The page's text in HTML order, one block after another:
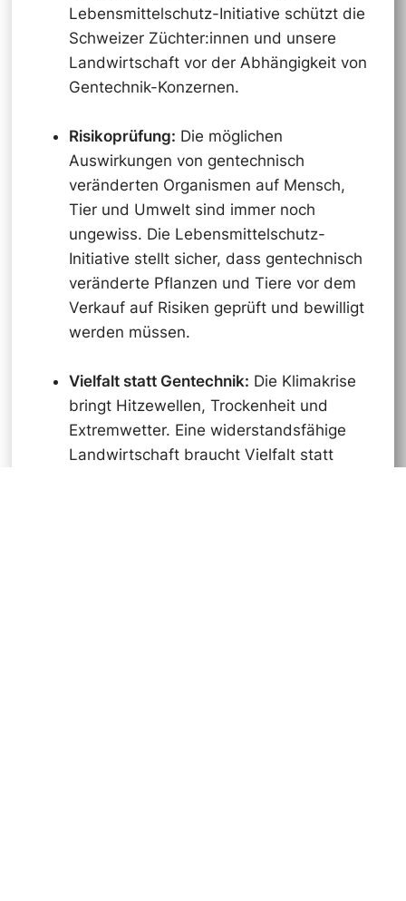
Lebensmittelschutz-Initiative schützt die
Schweizer Züchter:innen und unsere
Landwirtschaft vor der Abhängigkeit von
Gentechnik-Konzernen.
Risikoprüfung: Die möglichen
Auswirkungen von gentechnisch
veränderten Organismen auf Mensch,
Tier und Umwelt sind immer noch
ungewiss. Die Lebensmittelschutz-
Initiative stellt sicher, dass gentechnisch
veränderte Pflanzen und Tiere vor dem
Verkauf auf Risiken geprüft und bewilligt
werden müssen.
Vielfalt statt Gentechnik: Die Klimakrise
bringt Hitzewellen, Trockenheit und
Extremwetter. Eine widerstandsfähige
Landwirtschaft braucht Vielfalt statt